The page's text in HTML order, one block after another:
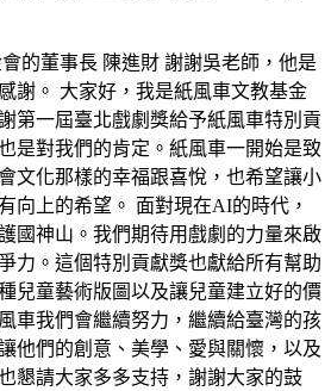
的董事長 陳進財 謝謝吳老師，他是
謝。 大家好，我是紙風車文教基金
第一屆臺北戲劇獎給予紙風車特別貢
是對我們的肯定。紙風車一開始是致
文化那樣的幸福跟喜悅，也希望讓小
向上的希望。 面對現在AI的時代，
國神山。我們期待用戲劇的力量來啟
力。這個特別貢獻獎也獻給所有幫助
兒童藝術版圖以及讓兒童建立好的價
車我們會繼續努力，繼續給臺灣的孩
他們的創意、美學、愛與關懷，以及
懇請大家多多支持，謝謝大家的鼓